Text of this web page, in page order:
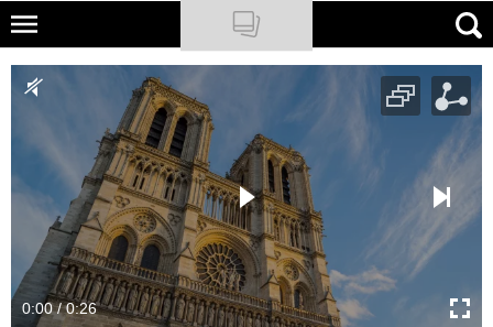
Skip
main
NATIONAL GEOGRAPHIC
PODCASTY
Sklep
Newsletter
Cuda Polski
0:00 / 0:26